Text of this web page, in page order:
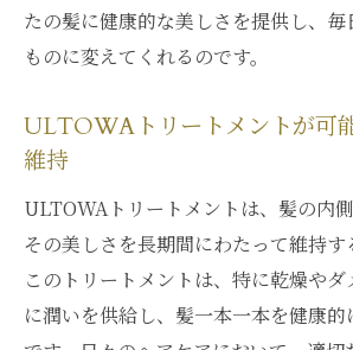
たの髪に健康的な美しさを提供し、
ものに変えてくれるのです。
ULTOWAトリートメントが可
維持
ULTOWAトリートメントは、髪の内
その美しさを長期間にわたって維持す
このトリートメントは、特に乾燥や
に潤いを供給し、髪一本一本を健康